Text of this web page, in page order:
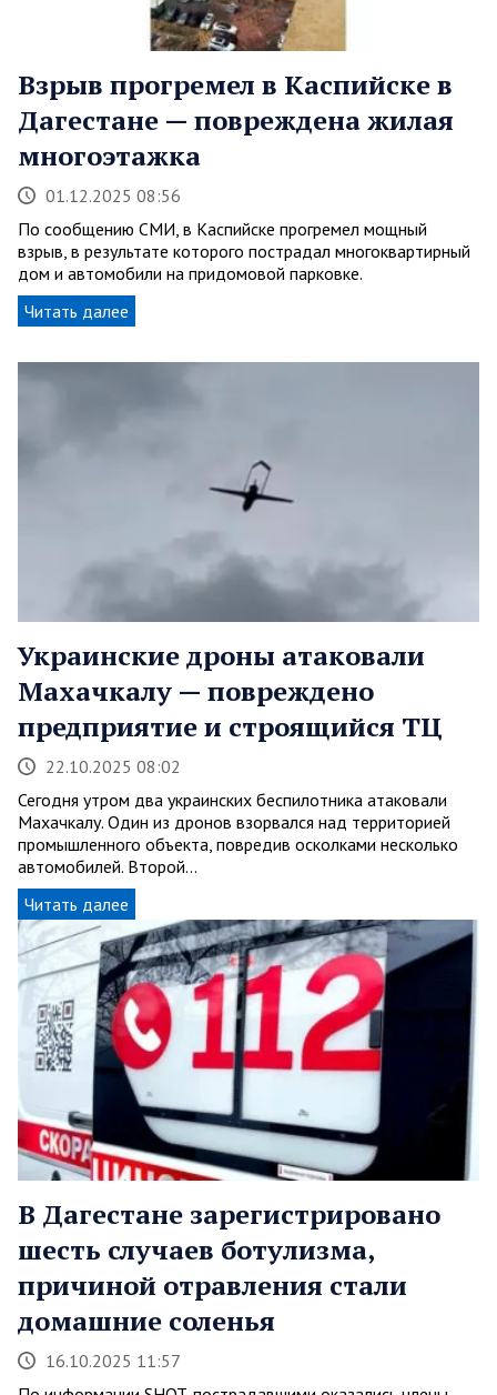
Взрыв прогремел в Каспийске в
Дагестане — повреждена жилая
многоэтажка
01.12.2025 08:56
По сообщению СМИ, в Каспийске прогремел мощный
взрыв, в результате которого пострадал многоквартирный
дом и автомобили на придомовой парковке.
Читать далее
Украинские дроны атаковали
Махачкалу — повреждено
предприятие и строящийся ТЦ
22.10.2025 08:02
Сегодня утром два украинских беспилотника атаковали
Махачкалу. Один из дронов взорвался над территорией
промышленного объекта, повредив осколками несколько
автомобилей. Второй…
Читать далее
В Дагестане зарегистрировано
шесть случаев ботулизма,
причиной отравления стали
домашние соленья
16.10.2025 11:57